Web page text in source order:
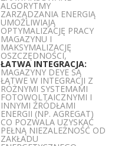
ALGORYTMY
ZARZĄDZANIA ENERGIĄ
UMOŻLIWIAJĄ
OPTYMALIZACJĘ PRACY
MAGAZYNU I
MAKSYMALIZACJĘ
OSZCZĘDNOŚCI,
ŁATWA INTEGRACJA:
MAGAZYNY DEYE SĄ
ŁATWE W INTEGRACJI Z
RÓŻNYMI SYSTEMAMI
FOTOWOLTAICZNYMI I
INNYMI ŹRÓDŁAMI
ENERGII (NP. AGREGAT)
CO POZWALA UZYSKAĆ
PEŁNĄ NIEZALEŻNOŚĆ OD
ZAKŁADU